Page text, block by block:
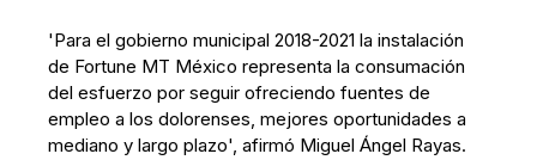
'Para el gobierno municipal 2018-2021 la instalación
de Fortune MT México representa la consumación
del esfuerzo por seguir ofreciendo fuentes de
empleo a los dolorenses, mejores oportunidades a
mediano y largo plazo', afirmó Miguel Ángel Rayas.